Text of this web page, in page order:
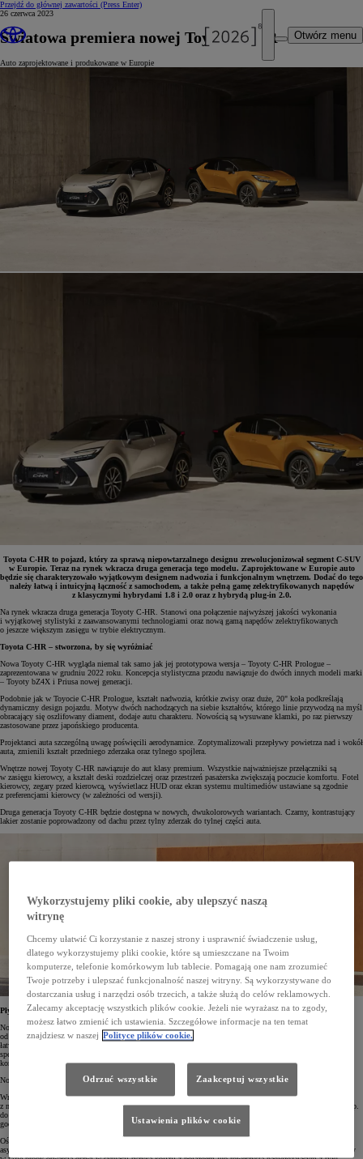
Przejdź do głównej zawartości (Press Enter)
Otwórz menu
26 czerwca 2023
Światowa premiera nowej Toyoty C-HR
Auto zaprojektowane i produkowane w Europie
Toyota C-HR to pojazd, który za sprawą niepowtarzalnego designu zrewolucjonizował segment C-SUV
w Europie. Teraz na rynek wkracza druga generacja tego modelu. Zaprojektowane w Europie auto
będzie się charakteryzowało wyjątkowym designem nadwozia i funkcjonalnym wnętrzem. Dodać do tego
należy łatwą i intuicyjną łączność z samochodem, a także pełną gamę zelektryfikowanych napędów
z klasycznymi hybrydami 1.8 i 2.0 oraz z hybrydą plug-in 2.0.
Na rynek wkracza druga generacja Toyoty C-HR. Stanowi ona połączenie najwyższej jakości wykonania
i wyjątkowej stylistyki z zaawansowanymi technologiami oraz nową gamą napędów zelektryfikowanych
o jeszcze większym zasięgu w trybie elektrycznym.
Toyota C-HR – stworzona, by się wyróżniać
Nowa Toyoty C-HR wygląda niemal tak samo jak jej prototypowa wersja – Toyoty C-HR Prologue –
zaprezentowana w grudniu 2022 roku. Koncepcja stylistyczna przodu nawiązuje do dwóch innych modeli marki
– Toyoty bZ4X i Priusa nowej generacji.
Podobnie jak w Toyocie C-HR Prologue, kształt nadwozia, krótkie zwisy oraz duże, 20" koła podkreślają
dynamiczny design pojazdu. Motyw dwóch nachodzących na siebie kształtów, którego linie przywodzą na myśl
obracający się oszlifowany diament, dodaje autu charakteru. Nowością są wysuwane klamki, po raz pierwszy
zastosowane przez japońskiego producenta.
Projektanci auta szczególną uwagę poświęcili aerodynamice. Zoptymalizowali przepływy powietrza nad i wokół
auta, zmienili kształt przedniego zderzaka oraz tylnego spojlera.
Wnętrze nowej Toyoty C-HR nawiązuje do aut klasy premium. Wszystkie najważniejsze przełączniki są
w zasięgu kierowcy, a kształt deski rozdzielczej oraz przestrzeń pasażerska zwiększają poczucie komfortu. Fotel
kierowcy, zegary przed kierowcą, wyświetlacz HUD oraz ekran systemu multimediów ustawiane są zgodnie
z preferencjami kierowcy (w zależności od wersji).
Druga generacja Toyoty C-HR będzie dostępna w nowych, dwukolorowych wariantach. Czarny, kontrastujący
lakier zostanie poprowadzony od dachu przez tylny zderzak do tylnej części auta.
Płynna i intuicyjna obsługa
Nowa Toyota C-HR od pierwszych chwil zachwyca i zaskakuje. 12,3" cyfrowe zegary (dostępne w zależności
od wersji) najważniejsze informacje pokazują w zasięgu wzroku kierowcy. Wygląd tych komunikatów można
łatwo dostosować do własnych potrzeb. Samochód ma trzy wcześniej przygotowane motywy, które można
spersonalizować przy pomocy przycisków na kierownicy. Cyfrowe zegary i ekran systemu multimediów
korzystają z tych samych kolorystyk oraz czcionek, dając poczucie spójności.
Nowością jest cyfrowy kluczyk*. Do otworzenia i uruchomienia auta wystarczy tylko smartfon.
Wraz z nową Toyotą C-HR wprowadzono też – po raz pierwszy – inteligentne oświetlenie ambientowe
z możliwością personalizacji. 64 dostępne kolory sprawiają, że charakter oświetlenia można dostosowywać np.
do ustawionej temperatury lub pory dnia. Zaprogramowano 24 odcienie, które zsynchronizowano z każdą
godziną – od jasnych, porannych barw po spokojniejsze, wieczorne.
Oświetlenie to zostało także połączone z systemami bezpieczeństwa. Dźwiękowe oraz wizualne ostrzeżenia
asystenta bezpiecznego wysiadania z pojazdu (SEA) będą wzmacniane zmianą koloru oświetlenia na czerwony
Wykorzystujemy pliki cookie, aby ulepszyć naszą
witrynę
Chcemy ułatwić Ci korzystanie z naszej strony i usprawnić świadczenie usług,
dlatego wykorzystujemy pliki cookie, które są umieszczane na Twoim
komputerze, telefonie komórkowym lub tablecie. Pomagają one nam zrozumieć
Twoje potrzeby i ulepszać funkcjonalność naszej witryny. Są wykorzystywane do
dostarczania usług i narzędzi osób trzecich, a także służą do celów reklamowych.
Zalecamy akceptację wszystkich plików cookie. Jeżeli nie wyrażasz na to zgody,
możesz łatwo zmienić ich ustawienia. Szczegółowe informacje na ten temat
znajdziesz w naszej Polityce plików cookie.
Odrzuć wszystkie Zaakceptuj wszystkie
Ustawienia plików cookie